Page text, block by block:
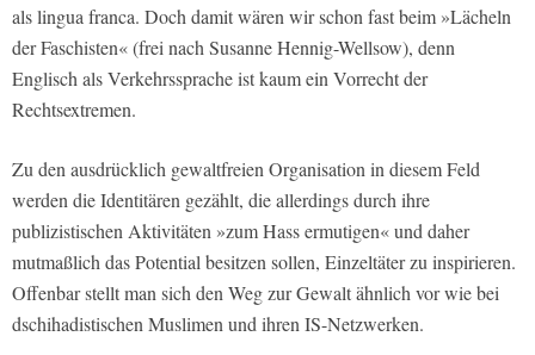
als lingua franca. Doch damit wären wir schon fast beim »Lächeln
der Faschisten« (frei nach Susanne Hennig-Wellsow), denn
Englisch als Verkehrssprache ist kaum ein Vorrecht der
Rechtsextremen.
Zu den ausdrücklich gewaltfreien Organisation in diesem Feld
werden die Identitären gezählt, die allerdings durch ihre
publizistischen Aktivitäten »zum Hass ermutigen« und daher
mutmaßlich das Potential besitzen sollen, Einzeltäter zu inspirieren.
Offenbar stellt man sich den Weg zur Gewalt ähnlich vor wie bei
dschihadistischen Muslimen und ihren IS-Netzwerken.